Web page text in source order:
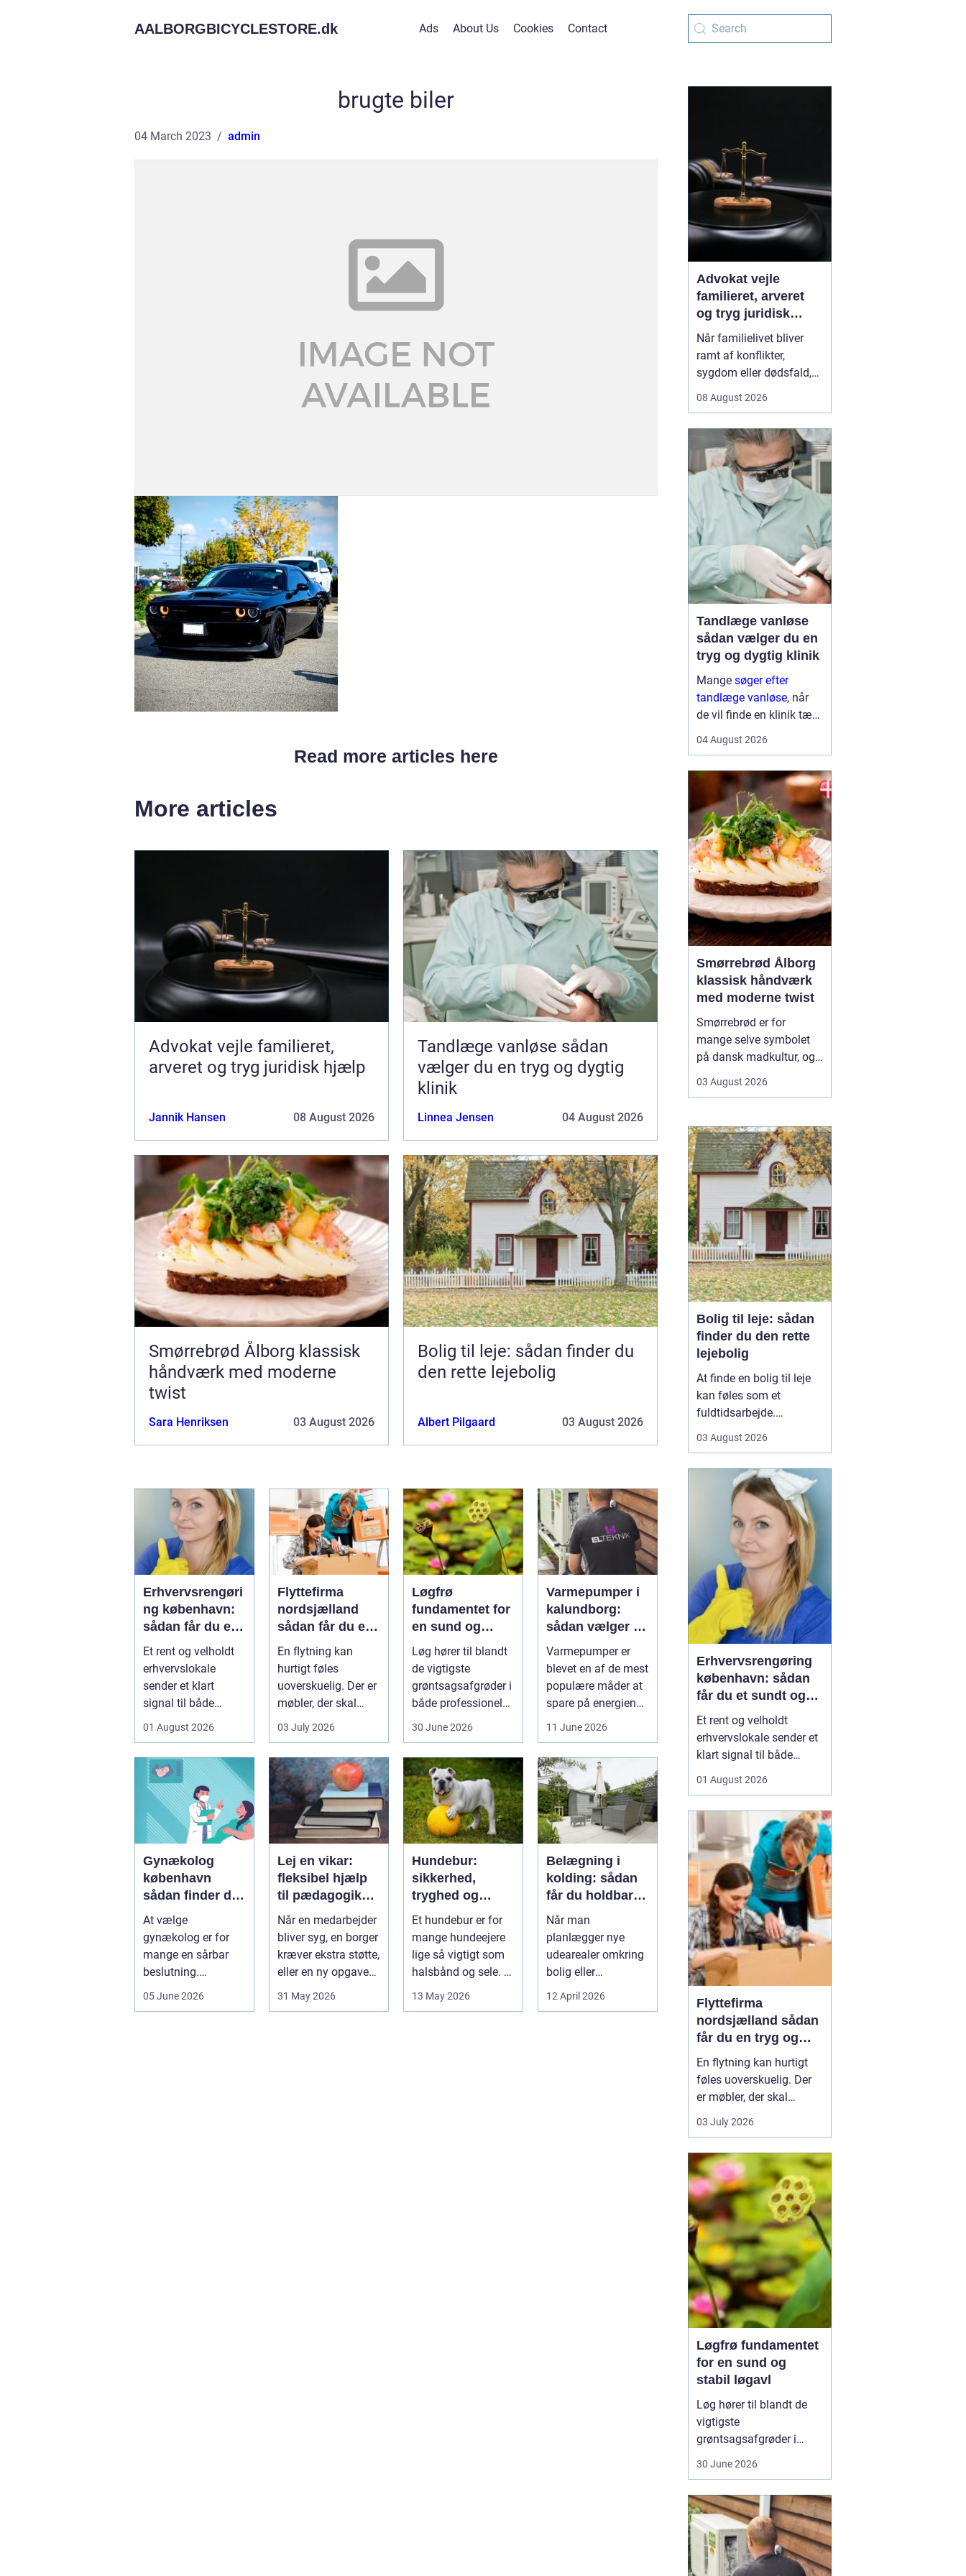
AALBORGBICYCLESTORE.dk Ads About Us Cookies Contact
brugte biler
04 March 2023 admin
Read more articles here
More articles
Advokat vejle familieret,
arveret og tryg juridisk hjælp
Jannik Hansen 08 August 2026
Tandlæge vanløse sådan
vælger du en tryg og dygtig
klinik
Linnea Jensen 04 August 2026
Smørrebrød Ålborg klassisk
håndværk med moderne
twist
Sara Henriksen 03 August 2026
Bolig til leje: sådan finder du
den rette lejebolig
Albert Pilgaard 03 August 2026
Erhvervsrengøri
ng københavn:
sådan får du et
sundt og
professionelt
arbejdsmiljø
Et rent og velholdt
erhvervslokale
sender et klart
signal til både
medarbejdere.
Mange vir...
01 August 2026
Flyttefirma
nordsjælland
sådan får du en
tryg og effektiv
flytning
En flytning kan
hurtigt føles
uoverskuelig. Der er
møbler, der skal
bæres, kasser der
skal pakkes, o...
03 July 2026
Løgfrø
fundamentet for
en sund og
stabil løgavl
Løg hører til blandt
de vigtigste
grøntsagsafgrøder i
både professionel
30 June 2026
Varmepumper i
kalundborg:
sådan vælger du
den rigtige
løsning
Varmepumper er
blevet en af de mest
populære måder at
spare på energien
11 June 2026
Gynækolog
københavn
sådan finder du
tryg og
professionel
hjælp
At vælge
gynækolog er for
mange en sårbar
beslutning.
05 June 2026
Lej en vikar:
fleksibel hjælp
til pædagogik
og sundhed
Når en medarbejder
bliver syg, en borger
kræver ekstra støtte,
eller en ny opgave
31 May 2026
Hundebur:
sikkerhed,
tryghed og
smartere
hverdag med
hund
Et hundebur er for
mange hundeejere
lige så vigtigt som
halsbånd og sele. Et
13 May 2026
Belægning i
kolding: sådan
får du holdbare
og flotte
udearealer
Når man
planlægger nye
udearealer omkring
bolig eller
virksomhed, spiller
belægningen en helt
12 April 2026
Advokat vejle
familieret, arveret
og tryg juridisk
hjælp
Når familielivet bliver
ramt af konflikter,
sygdom eller dødsfald,
rigtig meget. Mange
overskue både følelser
og regler på samme tid.
Her kanen advokat Ve...
08 August 2026
Tandlæge vanløse
sådan vælger du en
tryg og dygtig klinik
Mange søger efter
tandlæge vanløse, når
de vil finde en klinik tæt
fagligt stærk og god til
flere handler valget ikke
kun om pris og
beliggenhed, men i h...
04 August 2026
Smørrebrød Ålborg
klassisk håndværk
med moderne twist
Smørrebrød er for
mange selve symbolet
på dansk madkultur, og i
i bedste velgående. Her
klassiske stykker med
sild, æg og rejer og nyere
udgaver med grøntsager,
specialiteter fra lokale
slagtere og kre...
03 August 2026
Bolig til leje: sådan
finder du den rette
lejebolig
At finde en bolig til leje
kan føles som et
fuldtidsarbejde.
priserne varierer, og det
gennemskue, hvad du
egentlig får for pengene.
Samtidig fylder
spørgsmål om
beliggenhed, ...
03 August 2026
Erhvervsrengøring
københavn: sådan
får du et sundt og
professionelt
arbejdsmiljø
Et rent og velholdt
erhvervslokale sender et
klart signal til både
Mange virksomheder i
først værdien af
professionel rengøring,
når støvniveauet stiger,
medarbejdere klager
over indeklimaet, eller
kunder kom...
01 August 2026
Flyttefirma
nordsjælland sådan
får du en tryg og
effektiv flytning
En flytning kan hurtigt
føles uoverskuelig. Der
er møbler, der skal
bæres, kasser der skal
pakkes, og ofte en stram
Mange i Nordsjælland
vælger derfor at bruge et
professionelt flyttefirma,
som kan tage sig af det
tunge arbej...
03 July 2026
Løgfrø fundamentet
for en sund og
stabil løgavl
Løg hører til blandt de
vigtigste
grøntsagsafgrøder i
ensartet løg ligger et
veludvikletLøgfrø, som
er tilpasset klima,
jordtype og
30 June 2026